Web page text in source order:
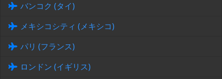
バンコク (タイ)
メキシコシティ (メキシコ)
パリ (フランス)
ロンドン (イギリス)